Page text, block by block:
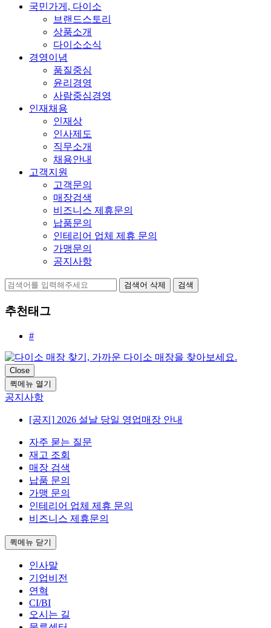
국민가게, 다이소
브랜드스토리
상품소개
다이소소식
경영이념
품질중심
윤리경영
사람중심경영
인재채용
인재상
인사제도
직무소개
채용안내
고객지원
고객문의
매장검색
비즈니스 제휴문의
납품문의
인테리어 업체 제휴 문의
가맹문의
공지사항
검색어 삭제 검색
추천태그
#
Close
퀵메뉴 열기
공지사항
[공지] 2026 설날 당일 영업매장 안내
자주 묻는 질문
재고 조회
매장 검색
납품 문의
가맹 문의
인테리어 업체 제휴 문의
비즈니스 제휴문의
퀵메뉴 닫기
인사말
기업비전
연혁
CI/BI
오시는 길